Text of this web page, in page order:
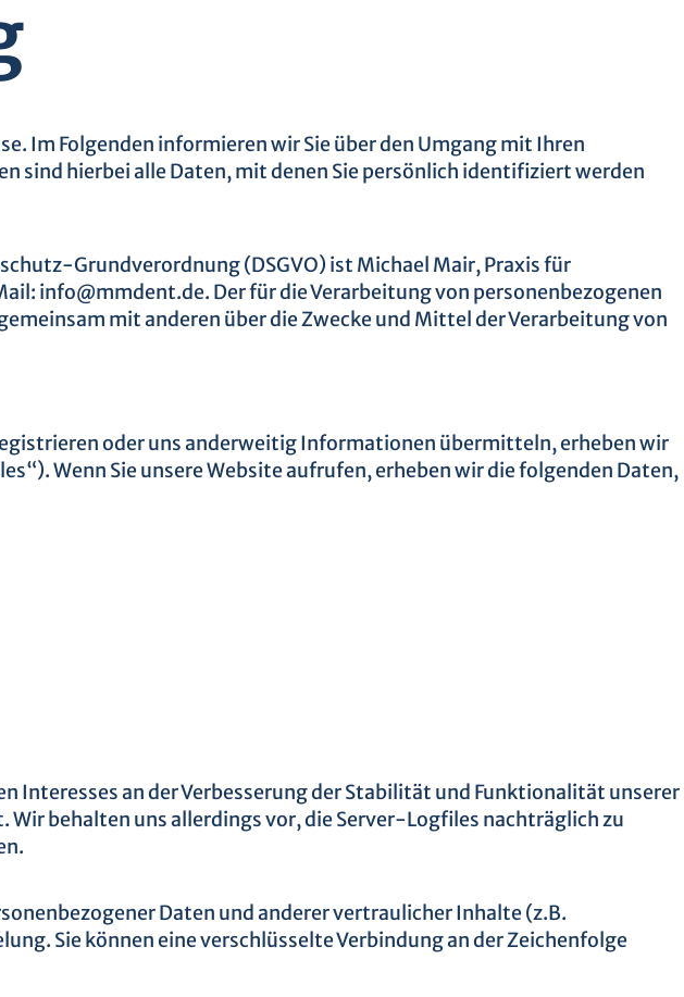
Im Folgenden informieren wir Sie über den Umgang mit Ihren
sind hierbei alle Daten, mit denen Sie persönlich identifiziert werden
Grundverordnung (DSGVO) ist Michael Mair, Praxis für
info@mmdent.de. Der für die Verarbeitung von personenbezogenen
mit anderen über die Zwecke und Mittel der Verarbeitung von
oder uns anderweitig Informationen übermitteln, erheben wir
Wenn Sie unsere Website aufrufen, erheben wir die folgenden Daten,
Interesses an der Verbesserung der Stabilität und Funktionalität unserer
behalten uns allerdings vor, die Server-Logfiles nachträglich zu
Daten und anderer vertraulicher Inhalte (z.B.
Sie können eine verschlüsselte Verbindung an der Zeichenfolge